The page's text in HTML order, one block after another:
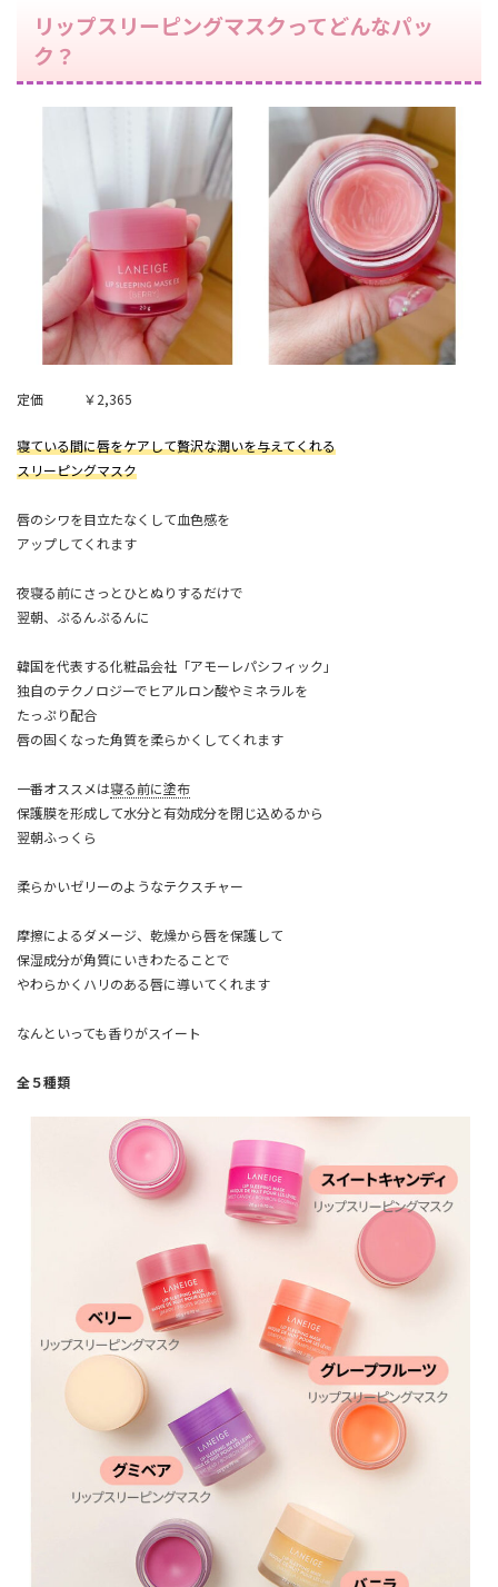
リップスリーピングマスクってどんなパッ
ク？
定価 ￥2,365
寝ている間に唇をケアして贅沢な潤いを与えてくれる
スリーピングマスク
唇のシワを目立たなくして血色感を
アップしてくれます
夜寝る前にさっとひとぬりするだけで
翌朝、ぷるんぷるんに
韓国を代表する化粧品会社「アモーレパシフィック」
独自のテクノロジーでヒアルロン酸やミネラルを
たっぷり配合
唇の固くなった角質を柔らかくしてくれます
一番オススメは寝る前に塗布
保護膜を形成して水分と有効成分を閉じ込めるから
翌朝ふっくら
柔らかいゼリーのようなテクスチャー
摩擦によるダメージ、乾燥から唇を保護して
保湿成分が角質にいきわたることで
やわらかくハリのある唇に導いてくれます
なんといっても香りがスイート
全５種類